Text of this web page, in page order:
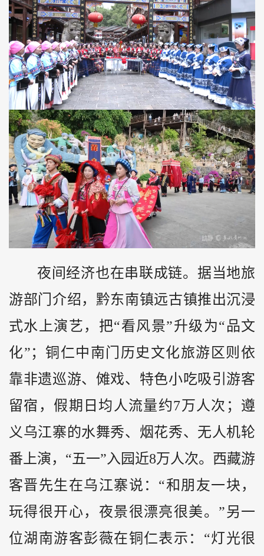
夜间经济也在串联成链。据当地旅
游部门介绍，黔东南镇远古镇推出沉浸
式水上演艺，把“看风景”升级为“品文
化”；铜仁中南门历史文化旅游区则依
靠非遗巡游、傩戏、特色小吃吸引游客
留宿，假期日均人流量约7万人次；遵
义乌江寨的水舞秀、烟花秀、无人机轮
番上演，“五一”入园近8万人次。西藏游
客晋先生在乌江寨说：“和朋友一块，
玩得很开心，夜景很漂亮很美。”另一
位湖南游客彭薇在铜仁表示：“灯光很